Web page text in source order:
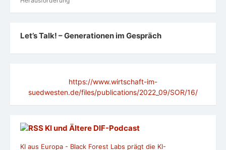
Bildgenerierung
Bildgeneratoren aus Freiburg sind weltweit gefragt.
Podcast: Alter, was geht?
Silbernetz-Telefon 0800 4 70 80 90